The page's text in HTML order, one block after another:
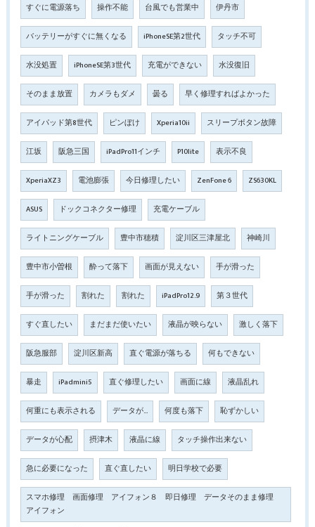
すぐに電源落ち 操作不能 台風でも営業中 伊丹市
バッテリーがすぐに無くなる iPhoneSE第2世代 タッチ不可
水没処置 iPhoneSE第3世代 充電ができない 水没復旧
そのまま放置 カメラもダメ 曇る 早く修理すればよかった
アイパッド第8世代 ピンぼけ Xperia10ii スリープボタン故障
江坂 阪急三国 iPadPro11インチ P10lite 表示不良
XperiaXZ3 電池膨張 今日修理したい ZenFone 6 ZS630KL
ASUS ドックコネクター修理 充電ケーブル
ライトニングケーブル 豊中市穂積 淀川区三津屋北 神崎川
豊中市小曽根 酔って落下 画面が見えない 手が滑った
手が滑った 割れた 割れた iPadPro12.9 第３世代
すぐ直したい まだまだ使いたい 液晶が映らない 激しく落下
阪急服部 淀川区新高 直ぐ電源が落ちる 何もできない
暴走 iPadmini5 直ぐ修理したい 画面に線 液晶乱れ
何重にも表示される データが… 何度も落下 恥ずかしい
データが心配 摂津木 液晶に線 タッチ操作出来ない
急に必要になった 直ぐ直したい 明日学校で必要
スマホ修理 画面修理 アイフォン８ 即日修理 データそのまま修理
アイフォン